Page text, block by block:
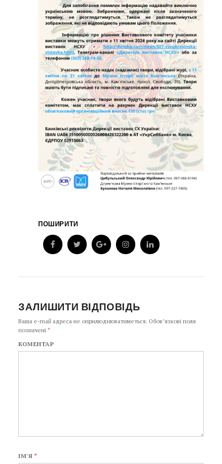
ПОШИРИТИ
ЗАЛИШИТИ ВІДПОВІДЬ
Ваша e-mail адреса не оприлюднюватиметься. Обов’язкові поля
позначені*
КОМЕНТАР
ІМ'Я *